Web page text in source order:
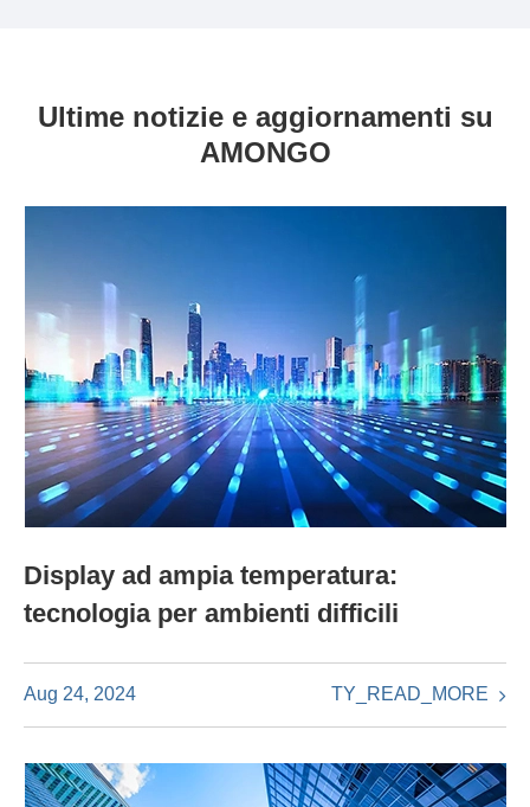
Ultime notizie e aggiornamenti su
AMONGO
Display ad ampia temperatura:
tecnologia per ambienti difficili
Aug 24, 2024 TY_READ_MORE